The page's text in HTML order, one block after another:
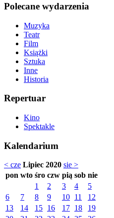
Polecane wydarzenia
Muzyka
Teatr
Film
Książki
Sztuka
Inne
Historia
Repertuar
Kino
Spektakle
Kalendarium
< cze Lipiec 2020 sie >
pon wto śro czw pią sob nie
1
2 3 4
5
6
7 8 9 10 11
12
13
14 15 16 17 18
19